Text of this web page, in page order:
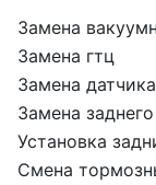
Замена
Замена гтц
Замена
Замена
Установка
Смена